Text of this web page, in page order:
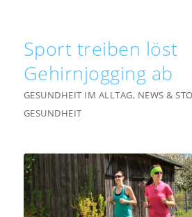
Sport treiben löst
Gehirnjogging ab
GESUNDHEIT IM ALLTAG, NEWS &
GESUNDHEIT